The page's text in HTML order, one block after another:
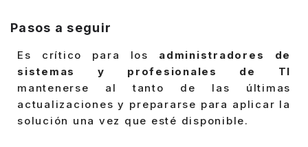
Pasos a seguir
Es crítico para los administradores de
sistemas y profesionales de TI
mantenerse al tanto de las últimas
actualizaciones y prepararse para aplicar la
solución una vez que esté disponible.